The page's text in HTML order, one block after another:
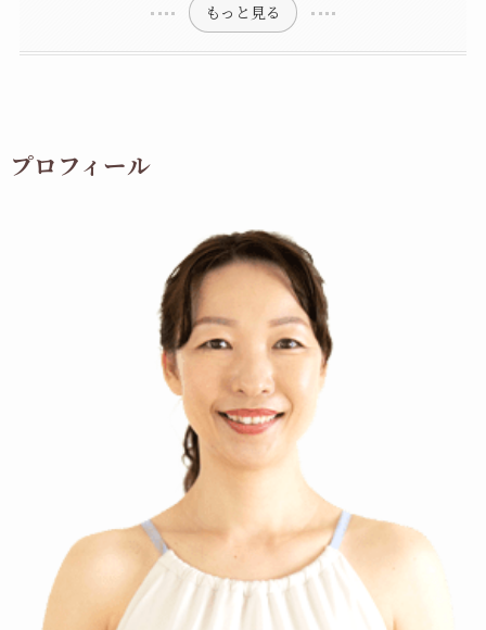
もっと見る
プロフィール